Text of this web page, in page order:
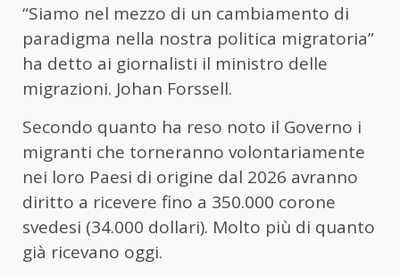
“Siamo nel mezzo di un cambiamento di
paradigma nella nostra politica migratoria”
ha detto ai giornalisti il ministro delle
migrazioni. Johan Forssell.
Secondo quanto ha reso noto il Governo i
migranti che torneranno volontariamente
nei loro Paesi di origine dal 2026 avranno
diritto a ricevere fino a 350.000 corone
svedesi (34.000 dollari). Molto più di quanto
già ricevano oggi.